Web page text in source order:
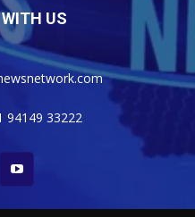
US
94149 33222